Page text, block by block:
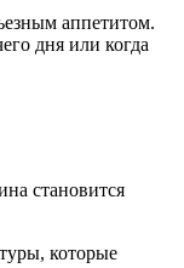
аппетитом.
дня или когда
становится
которые